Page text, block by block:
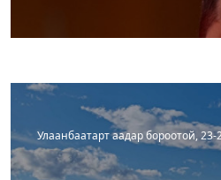
Улаанбаатарт аадар бороотой,